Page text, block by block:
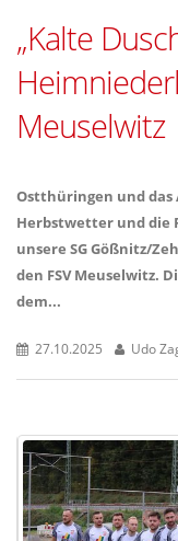
„Kalte
Meuselwitz
Ostthüringen und das
Herbstwetter und die
unsere SG Gößnitz/
den FSV Meuselwitz.
dem...
27.10.2025 Udo